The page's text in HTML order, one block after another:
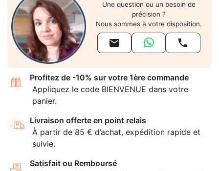
Une question ou un besoin de
précision ?
Nous sommes à votre disposition.
 
Profitez de -10% sur votre 1ère commande
Appliquez le code BIENVENUE dans votre
panier.
Livraison offerte en point relais
À partir de 85 € d’achat, expédition rapide et
suivie.
Satisfait ou Remboursé